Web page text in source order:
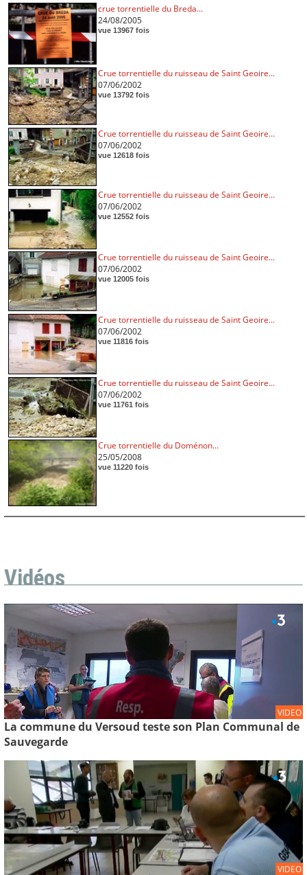
crue torrentielle du Breda...
24/08/2005
vue 13967 fois
Crue torrentielle du ruisseau de Saint Geoire...
07/06/2002
vue 13792 fois
Crue torrentielle du ruisseau de Saint Geoire...
07/06/2002
vue 12618 fois
Crue torrentielle du ruisseau de Saint Geoire...
07/06/2002
vue 12552 fois
Crue torrentielle du ruisseau de Saint Geoire...
07/06/2002
vue 12005 fois
Crue torrentielle du ruisseau de Saint Geoire...
07/06/2002
vue 11816 fois
Crue torrentielle du ruisseau de Saint Geoire...
07/06/2002
vue 11761 fois
Crue torrentielle du Doménon...
25/05/2008
vue 11220 fois
Vidéos
VIDEO
La commune du Versoud teste son Plan Communal de
Sauvegarde
VIDEO